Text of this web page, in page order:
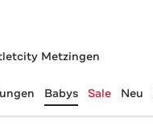
Metzingen
Babys Sale Neu